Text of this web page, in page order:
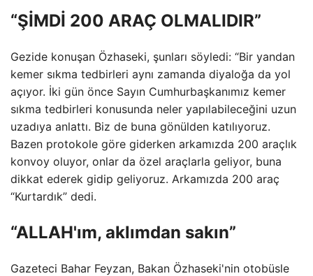
“ŞİMDİ 200 ARAÇ OLMALIDIR”
Gezide konuşan Özhaseki, şunları söyledi: “Bir yandan
kemer sıkma tedbirleri aynı zamanda diyaloğa da yol
açıyor. İki gün önce Sayın Cumhurbaşkanımız kemer
sıkma tedbirleri konusunda neler yapılabileceğini uzun
uzadıya anlattı. Biz de buna gönülden katılıyoruz.
Bazen protokole göre giderken arkamızda 200 araçlık
konvoy oluyor, onlar da özel araçlarla geliyor, buna
dikkat ederek gidip geliyoruz. Arkamızda 200 araç
“Kurtardık” dedi.
“ALLAH'ım, aklımdan sakın”
Gazeteci Bahar Feyzan, Bakan Özhaseki'nin otobüsle